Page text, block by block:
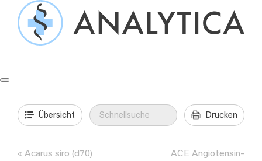
Springe
Inhalt
Übersicht Drucken
Acarus siro (d70)
ACE Angiotensin-